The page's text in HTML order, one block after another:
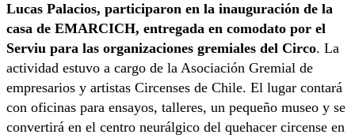
Lucas Palacios, participaron en la inauguración de la
casa de EMARCICH, entregada en comodato por el
Serviu para las organizaciones gremiales del Circo. La
actividad estuvo a cargo de la Asociación Gremial de
empresarios y artistas Circenses de Chile. El lugar contará
con oficinas para ensayos, talleres, un pequeño museo y se
convertirá en el centro neurálgico del quehacer circense en